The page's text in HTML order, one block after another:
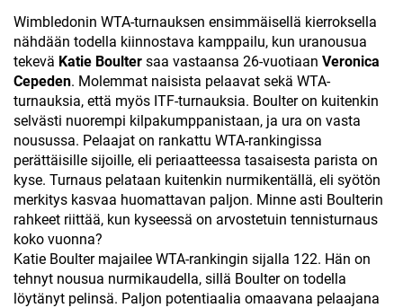
Wimbledonin WTA-turnauksen ensimmäisellä kierroksella
nähdään todella kiinnostava kamppailu, kun uranousua
tekevä Katie Boulter saa vastaansa 26-vuotiaan Veronica
Cepeden. Molemmat naisista pelaavat sekä WTA-
turnauksia, että myös ITF-turnauksia. Boulter on kuitenkin
selvästi nuorempi kilpakumppanistaan, ja ura on vasta
nousussa. Pelaajat on rankattu WTA-rankingissa
perättäisille sijoille, eli periaatteessa tasaisesta parista on
kyse. Turnaus pelataan kuitenkin nurmikentällä, eli syötön
merkitys kasvaa huomattavan paljon. Minne asti Boulterin
rahkeet riittää, kun kyseessä on arvostetuin tennisturnaus
koko vuonna?
Katie Boulter majailee WTA-rankingin sijalla 122. Hän on
tehnyt nousua nurmikaudella, sillä Boulter on todella
löytänyt pelinsä. Paljon potentiaalia omaavana pelaajana